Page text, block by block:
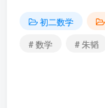
初二数学
# 数学
# 朱韬